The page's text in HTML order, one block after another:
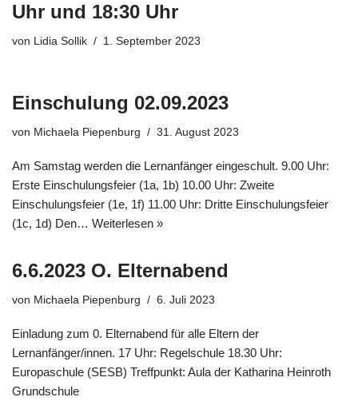
Uhr und 18:30 Uhr
von Lidia Sollik 1. September 2023
Einschulung 02.09.2023
von Michaela Piepenburg 31. August 2023
Am Samstag werden die Lernanfänger eingeschult. 9.00 Uhr:
Erste Einschulungsfeier (1a, 1b) 10.00 Uhr: Zweite
Einschulungsfeier (1e, 1f) 11.00 Uhr: Dritte Einschulungsfeier
(1c, 1d) Den… Weiterlesen »
6.6.2023 O. Elternabend
von Michaela Piepenburg 6. Juli 2023
Einladung zum 0. Elternabend für alle Eltern der
Lernanfänger/innen. 17 Uhr: Regelschule 18.30 Uhr:
Europaschule (SESB) Treffpunkt: Aula der Katharina Heinroth
Grundschule